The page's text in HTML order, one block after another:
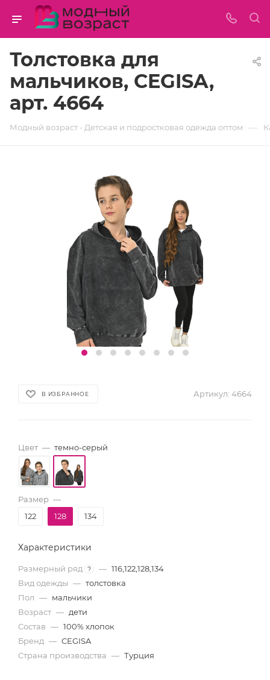
Толстовка для
мальчиков, CEGISA,
арт. 4664
Модный возраст - Детская и подростковая одежда оптом —
В ИЗБРАННОЕ Артикул: 4664
Цвет — темно-серый
Размер —
122
128 134
Характеристики
Размерный ряд ? — 116,122,128,134
Вид одежды — толстовка
Пол — мальчики
Возраст — дети
Состав — 100% хлопок
Бренд — CEGISA
Страна производства — Турция